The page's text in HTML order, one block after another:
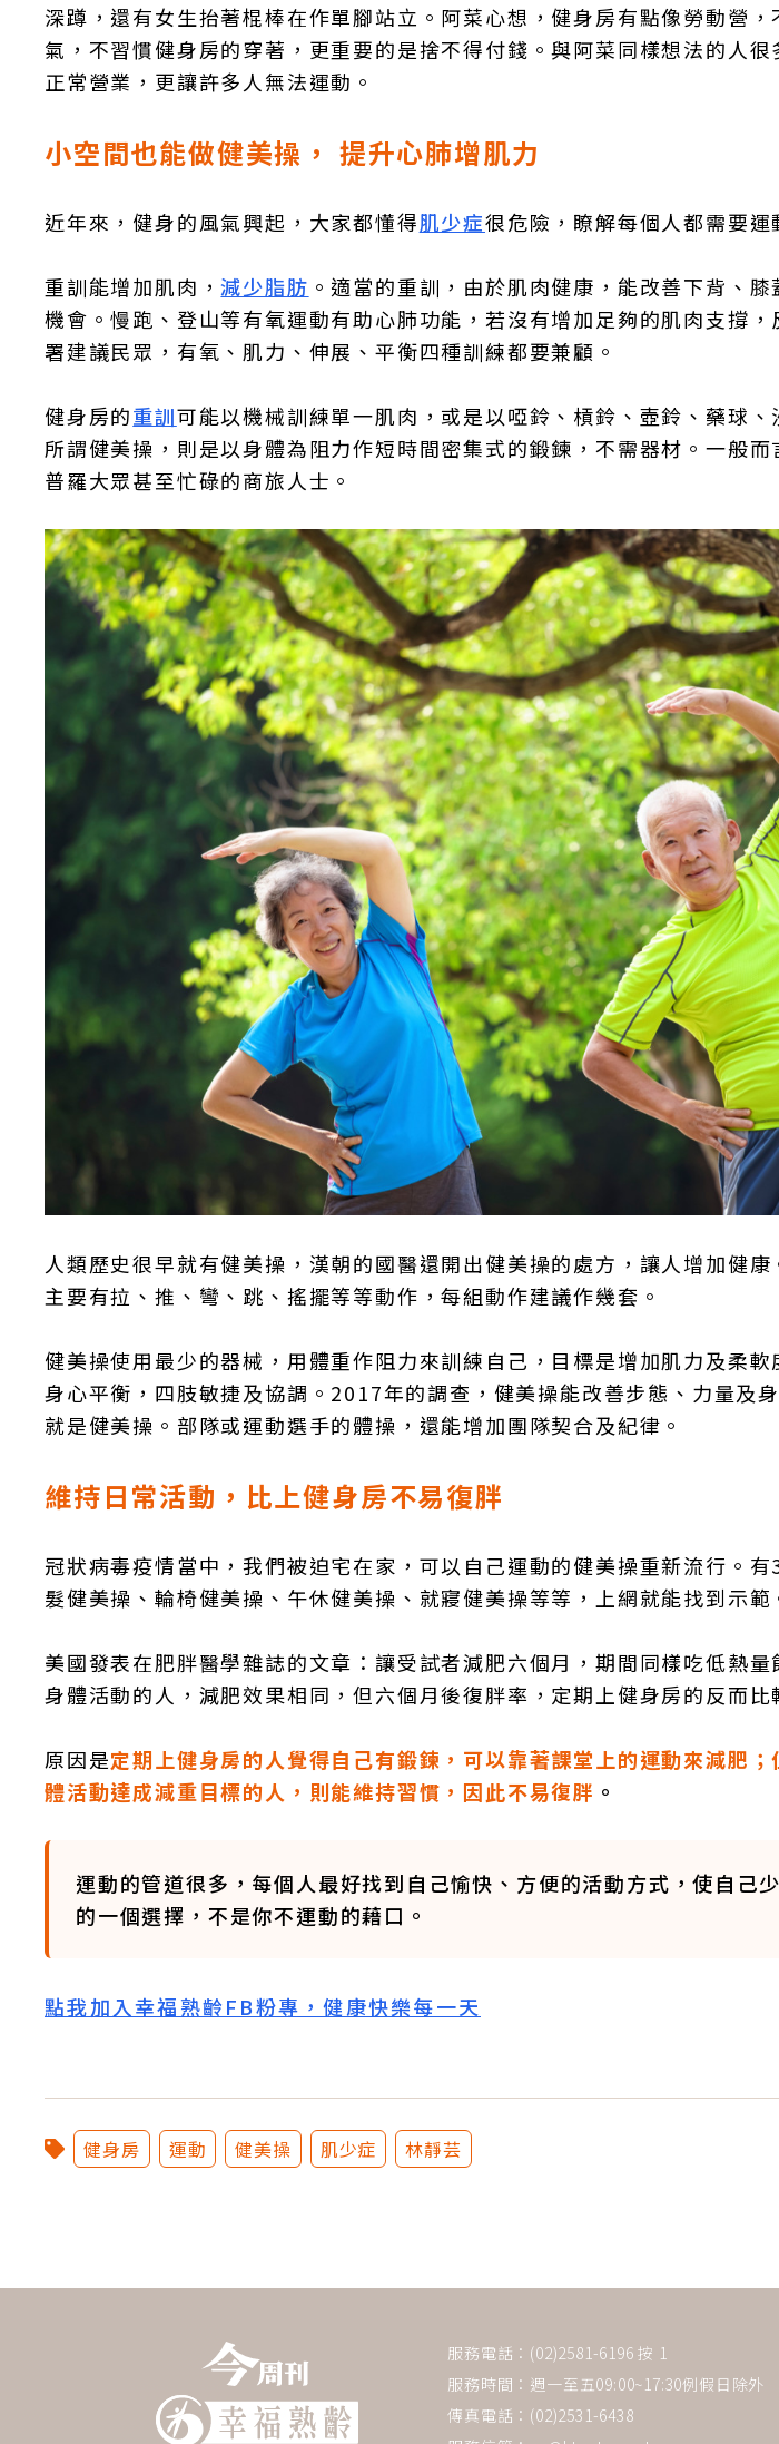
深蹲，還有女生抬著棍棒在作單腳站立。阿菜心想，健身房有點像勞動營
氣，不習慣健身房的穿著，更重要的是捨不得付錢。與阿菜同樣想法的人
正常營業，更讓許多人無法運動。
小空間也能做健美操， 提升心肺增肌力
近年來，健身的風氣興起，大家都懂得肌少症很危險，瞭解每個人都需要運
重訓能增加肌肉，減少脂肪 。適當的重訓，由於肌肉健康，能改善下背、
機會。慢跑、登山等有氧運動有助心肺功能，若沒有增加足夠的肌肉支撐
署建議民眾，有氧、肌力、伸展、平衡四種訓練都要兼顧。
健身房的重訓可能以機械訓練單一肌肉，或是以啞鈴、槓鈴、壺鈴、藥球、
所謂健美操，則是以身體為阻力作短時間密集式的鍛鍊，不需器材。一般
普羅大眾甚至忙碌的商旅人士。
人類歷史很早就有健美操，漢朝的國醫還開出健美操的處方，讓人增加健康
主要有拉、推、彎、跳、搖擺等等動作，每組動作建議作幾套。
健美操使用最少的器械，用體重作阻力來訓練自己，目標是增加肌力及柔
身心平衡，四肢敏捷及協調。2017年的調查，健美操能改善步態、力量及
就是健美操。部隊或運動選手的體操，還能增加團隊契合及紀律。
維持日常活動，比上健身房不易復胖
冠狀病毒疫情當中，我們被迫宅在家，可以自己運動的健美操重新流行。
髮健美操、輪椅健美操、午休健美操、就寢健美操等等，上網就能找到示範
美國發表在肥胖醫學雜誌的文章：讓受試者減肥六個月，期間同樣吃低熱
身體活動的人，減肥效果相同，但六個月後復胖率，定期上健身房的反而比
原因是定期上健身房的人覺得自己有鍛鍊，可以靠著課堂上的運動來減肥
體活動達成減重目標的人，則能維持習慣，因此不易復胖 。
運動的管道很多，每個人最好找到自己愉快、方便的活動方式，使自己
的一個選擇，不是你不運動的藉口。
點我加入幸福熟齡FB粉專，健康快樂每一天
健身房 運動 健美操 肌少症 林靜芸
服務電話：(02)2581-6196 按 1
服務時間：週一至五09:00~17:30例假日除外
傳真電話：(02)2531-6438